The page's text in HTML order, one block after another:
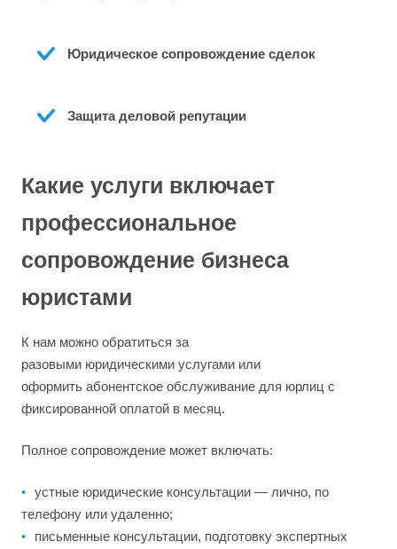
Юридическое сопровождение сделок
Защита деловой репутации
Какие услуги включает
профессиональное
сопровождение бизнеса
юристами
К нам можно обратиться за
разовыми юридическими услугами или
оформить абонентское обслуживание для юрлиц с
фиксированной оплатой в месяц.
Полное сопровождение может включать:
устные юридические консультации — лично, по
телефону или удаленно;
письменные консультации, подготовку экспертных